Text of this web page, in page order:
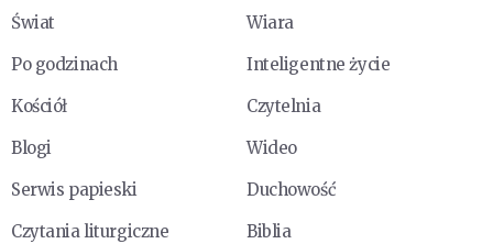
Świat
Wiara
Po godzinach
Inteligentne życie
Kościół
Czytelnia
Blogi
Wideo
Serwis papieski
Duchowość
Czytania liturgiczne
Biblia